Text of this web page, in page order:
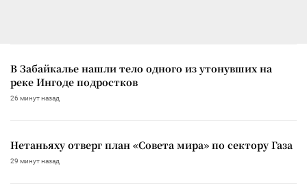
В Забайкалье нашли тело одного из утонувших на
реке Ингоде подростков
26 минут назад
Нетаньяху отверг план «Совета мира» по сектору Газа
29 минут назад